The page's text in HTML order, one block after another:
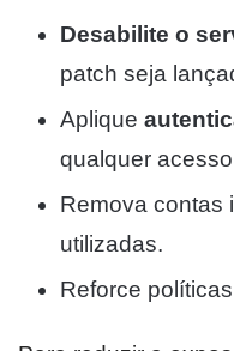
Desabilite o
patch seja
Aplique
qualquer
Remova contas
utilizadas.
Reforce